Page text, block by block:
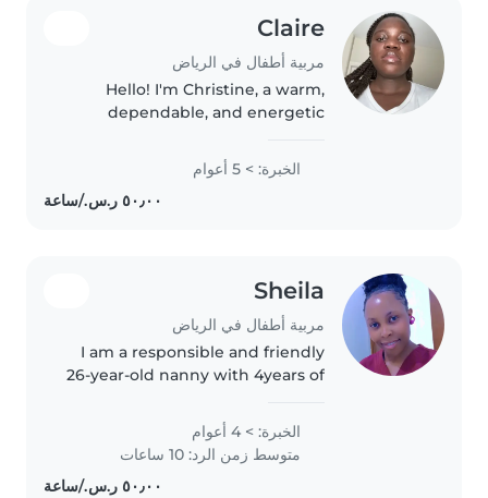
Claire
مربية أطفال في الرياض
Hello! I'm Christine, a warm,
dependable, and energetic
hands-on childcare experience. I
genuinely enjoy creating a safe,
happy, and engaging
الخبرة: > 5 أعوام
Sheila
مربية أطفال في الرياض
I am a responsible and friendly
26-year-old nanny with 4years of
preschoolers, and school-aged
children. I'm fluent in both
Arabic and English, and..
الخبرة: > 4 أعوام
متوسط زمن الرد: 10 ساعات